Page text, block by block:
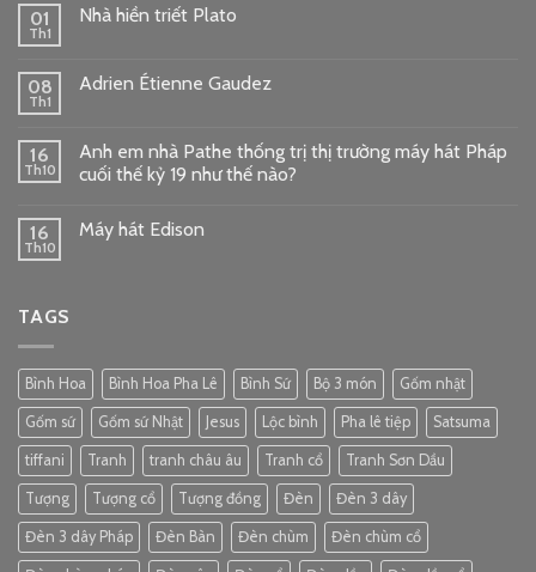
01
Th1
Nhà hiền triết Plato
08
Th1
Adrien Étienne Gaudez
16
Th10
Anh em nhà Pathe thống trị thị trường máy hát Pháp
cuối thế kỷ 19 như thế nào?
16
Th10
Máy hát Edison
TAGS
Bình Hoa Bình Hoa Pha Lê Bình Sứ Bộ 3 món Gốm nhật
Gốm sứ Gốm sứ Nhật Jesus Lộc bình Pha lê tiệp Satsuma
tiffani Tranh tranh châu âu Tranh cổ Tranh Sơn Dầu
Tượng Tượng cổ Tượng đồng Đèn Đèn 3 dây
Đèn 3 dây Pháp Đèn Bàn Đèn chùm Đèn chùm cổ